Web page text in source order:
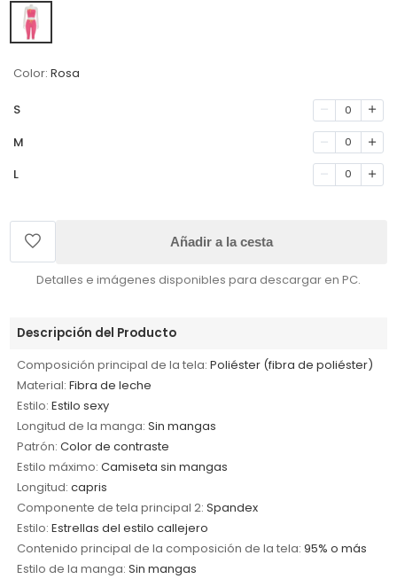
Color: Rosa
S 0
M 0
L 0
Añadir a la cesta
Detalles e imágenes disponibles para descargar en PC.
Descripción del Producto
Composición principal de la tela: Poliéster (fibra de poliéster)
Material: Fibra de leche
Estilo: Estilo sexy
Longitud de la manga: Sin mangas
Patrón: Color de contraste
Estilo máximo: Camiseta sin mangas
Longitud: capris
Componente de tela principal 2: Spandex
Estilo: Estrellas del estilo callejero
Contenido principal de la composición de la tela: 95% o más
Estilo de la manga: Sin mangas